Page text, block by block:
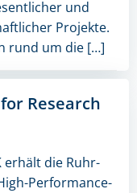
und
Projekte.
rund um die […]
Research
erhält die Ruhr-
Performance-